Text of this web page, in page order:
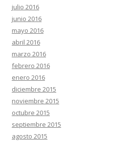
julio 2016
junio 2016
mayo 2016
abril 2016
marzo 2016
febrero 2016
enero 2016
diciembre 2015
noviembre 2015
octubre 2015
septiembre 2015
agosto 2015